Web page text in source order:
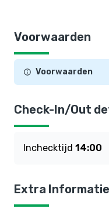
Voorwaarden
Voorwaarden
Check-In/Out
Inchecktijd 14:00
Extra Informatie